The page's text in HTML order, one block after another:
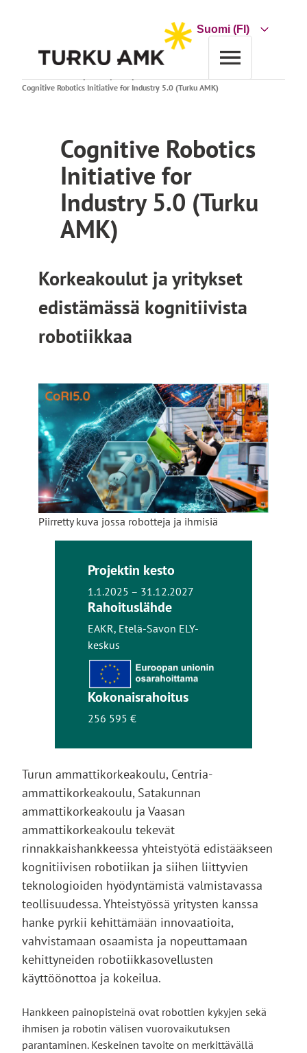
Choose
Cognitive Robotics Initiative for Industry 5.0 (Turku AMK)
Cognitive Robotics
Initiative for
Industry 5.0 (Turku
AMK)
Korkeakoulut ja yritykset
edistämässä kognitiivista
robotiikkaa
Piirretty kuva jossa robotteja ja ihmisiä
Projektin kesto
1.1.2025 – 31.12.2027
Rahoituslähde
EAKR, Etelä-Savon ELY-
keskus
Kokonaisrahoitus
256 595 €
Turun ammattikorkeakoulu, Centria-
ammattikorkeakoulu, Satakunnan
ammattikorkeakoulu ja Vaasan
ammattikorkeakoulu tekevät
rinnakkaishankkeessa yhteistyötä edistääkseen
kognitiivisen robotiikan ja siihen liittyvien
teknologioiden hyödyntämistä valmistavassa
teollisuudessa. Yhteistyössä yritysten kanssa
hanke pyrkii kehittämään innovaatioita,
vahvistamaan osaamista ja nopeuttamaan
kehittyneiden robotiikkasovellusten
käyttöönottoa ja kokeilua.
Hankkeen painopisteinä ovat robottien kykyjen sekä
ihmisen ja robotin välisen vuorovaikutuksen
parantaminen. Keskeinen tavoite on merkittävällä